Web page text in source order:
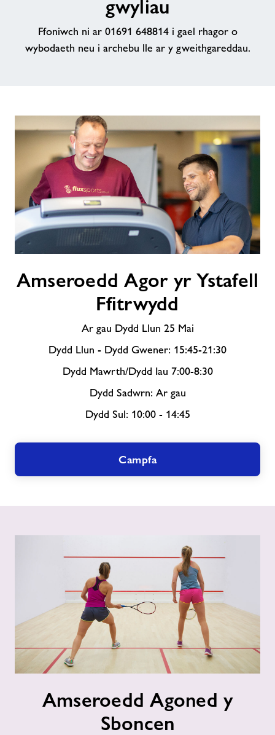
Cysylltwch â ni
Swyddi
Ynghylch Freedom Leisure
gwyliau
Ffoniwch ni ar 01691 648814 i gael rhagor o
wybodaeth neu i archebu lle ar y gweithgareddau.
Agor
yr
Amseroedd Agor yr Ystafell
Ffitrwydd
Ar gau Dydd Llun 25 Mai
Dydd Llun - Dydd Gwener: 15:45-21:30
Dydd Mawrth/Dydd Iau 7:00-8:30
Dydd Sadwrn: Ar gau
Dydd Sul: 10:00 - 14:45
Campfa
AgonedAmseroedd Agoned y
Sboncen